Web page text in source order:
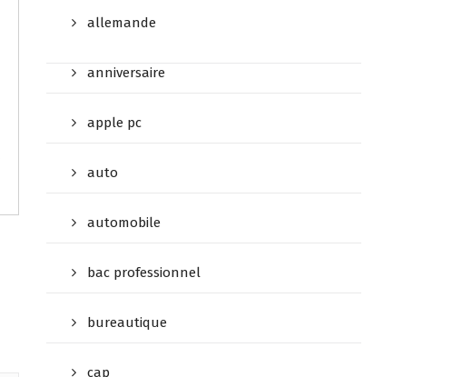
allemande
anniversaire
apple pc
auto
automobile
bac professionnel
bureautique
cap